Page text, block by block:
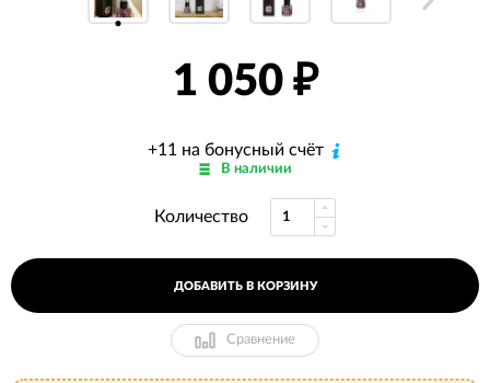
1 050 ₽
+11 на бонусный счёт
В наличии
Количество
ДОБАВИТЬ В КОРЗИНУ
Сравнение